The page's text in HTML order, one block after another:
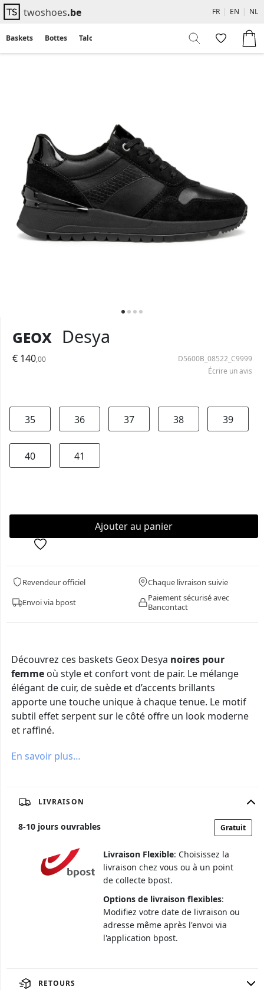
twoshoes.be FR | EN | NL
Baskets Bottes Talons
Geox Desya
€ 140,00
D5600B_08522_C9999
Écrire un avis
35 36 37 38 39
40 41
Revendeur officiel
Chaque livraison suivie
Envoi via bpost
Paiement sécurisé avec
Bancontact
Découvrez ces baskets Geox Desya noires pour
femme où style et confort vont de pair. Le mélange
élégant de cuir, de suède et d’accents brillants
apporte une touche unique à chaque tenue. Le motif
subtil effet serpent sur le côté offre un look moderne
et raffiné.
En savoir plus…
LIVRAISON
8-10 jours ouvrables Gratuit
Livraison Flexible: Choisissez la
livraison chez vous ou à un point
de collecte bpost.
Options de livraison flexibles:
Modifiez votre date de livraison ou
adresse même après l'envoi via
l'application bpost.
RETOURS